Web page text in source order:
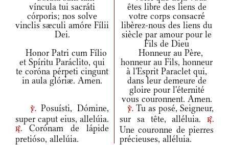
víncula tui sacráti
córporis; nos solve
vinclis sæculi amóre Fílii
Dei.
êtes libre des liens de
votre corps consacré
libèrez-nous des liens du
siècle par amour pour le
Fils de Dieu
Honor Patri cum Fílio
et Spíritu Paráclito, qui
te coróna pérpeti cingunt
in aula glóriæ. Amen.
Honneur au Père,
honneur au Fils, honneur
à l'Esprit Paraclet qui,
dans leur demeure de
gloire pour l'éternité
vous couronnent. Amen.
v.Posuísti, Dómine,
super caput eius, allelúia.
r.
Corónam de lápide
pretióso, allelúia.
v. Tu as posé, Seigneur,
sur sa tête, alléluia.
r.
Une couronne de pierres
précieuses, alléluia.